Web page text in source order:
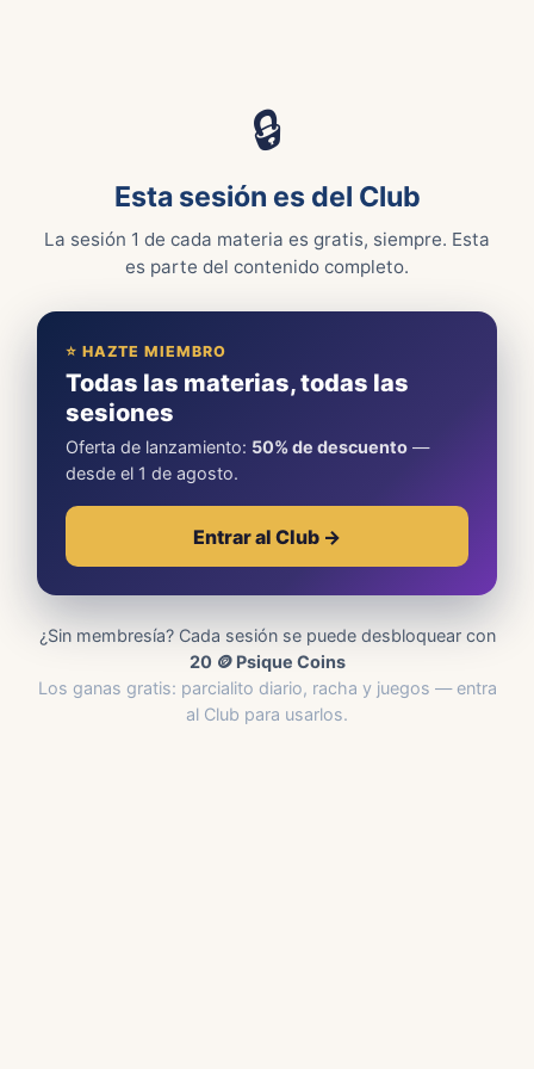
🔒
Esta sesión es del Club
La sesión 1 de cada materia es gratis, siempre. Esta
es parte del contenido completo.
⭐ HAZTE MIEMBRO
Todas las materias, todas las
sesiones
Oferta de lanzamiento: 50% de descuento —
desde el 1 de agosto.
Entrar al Club →
¿Sin membresía? Cada sesión se puede desbloquear con
20 🪙 Psique Coins
Los ganas gratis: parcialito diario, racha y juegos — entra
al Club para usarlos.